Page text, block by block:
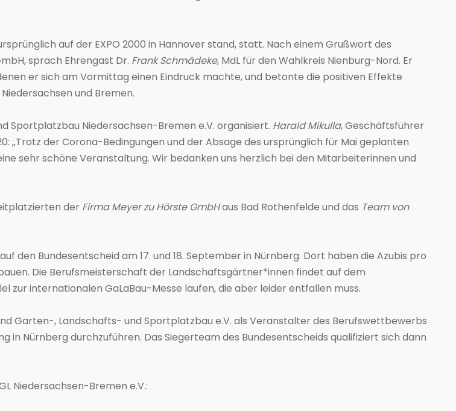
auf der EXPO 2000 in Hannover stand, statt. Nach einem Grußwort des
sprach Ehrengast Dr. Frank Schmädeke, MdL für den Wahlkreis Nienburg-Nord. Er
er sich am Vormittag einen Eindruck machte, und betonte die positiven Effekte
und Bremen.
Niedersachsen-Bremen e.V. organisiert. Harald Mikulla, Geschäftsführer
„Trotz der Corona-Bedingungen und der Absage des ursprünglich für Mai geplanten
sehr schöne Veranstaltung. Wir bedanken uns herzlich bei den Mitarbeiterinnen und
der Firma Meyer zu Hörste GmbHaus Bad Rothenfelde und das Team von
den Bundesentscheid am 17. und 18. September in Nürnberg. Dort haben die Azubis pro
Die Berufsmeisterschaft der Landschaftsgärtner*innen findet auf dem
internationalen GaLaBau-Messe laufen, die aber leider entfallen muss.
Garten-, Landschafts- und Sportplatzbau e.V. als Veranstalter des Berufswettbewerbs
Nürnberg durchzuführen. Das Siegerteam des Bundesentscheids qualifiziert sich dann
Niedersachsen-Bremen e.V.: